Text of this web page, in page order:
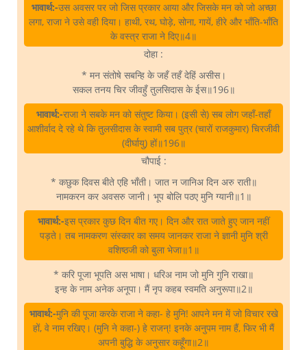
भावार्थ:-उस अवसर पर जो जिस प्रकार आया और जिसके मन को जो अच्छा
लगा, राजा ने उसे वही दिया। हाथी, रथ, घोड़े, सोना, गायें, हीरे और भाँति-भाँति
के वस्त्र राजा ने दिए॥4॥
दोहा :
* मन संतोषे सबन्हि के जहँ तहँ देहिं असीस।
सकल तनय चिर जीवहुँ तुलसिदास के ईस॥196॥
भावार्थ:-राजा ने सबके मन को संतुष्ट किया। (इसी से) सब लोग जहाँ-तहाँ
आशीर्वाद दे रहे थे कि तुलसीदास के स्वामी सब पुत्र (चारों राजकुमार) चिरजीवी
(दीर्घायु) हों॥196॥
चौपाई :
* कछुक दिवस बीते एहि भाँती। जात न जानिअ दिन अरु राती॥
नामकरन कर अवसरु जानी। भूप बोलि पठए मुनि ग्यानी॥1॥
भावार्थ:-इस प्रकार कुछ दिन बीत गए। दिन और रात जाते हुए जान नहीं
पड़ते। तब नामकरण संस्कार का समय जानकर राजा ने ज्ञानी मुनि श्री
वशिष्ठजी को बुला भेजा॥1॥
* करि पूजा भूपति अस भाषा। धरिअ नाम जो मुनि गुनि राखा॥
इन्ह के नाम अनेक अनूपा। मैं नृप कहब स्वमति अनुरूपा॥2॥
भावार्थ:-मुनि की पूजा करके राजा ने कहा- हे मुनि! आपने मन में जो विचार रखे
हों, वे नाम रखिए। (मुनि ने कहा-) हे राजन्‌! इनके अनुपम नाम हैं, फिर भी मैं
अपनी बुद्धि के अनुसार कहूँगा॥2॥